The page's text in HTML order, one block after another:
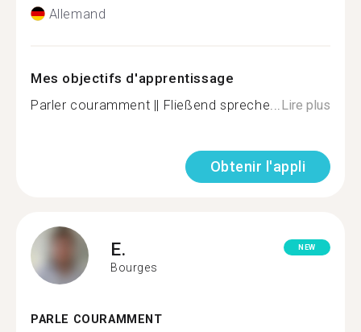
Allemand
Mes objectifs d'apprentissage
Parler couramment || Fließend spreche... Lire plus
Obtenir l'appli
E.
Bourges
NEW
PARLE COURAMMENT